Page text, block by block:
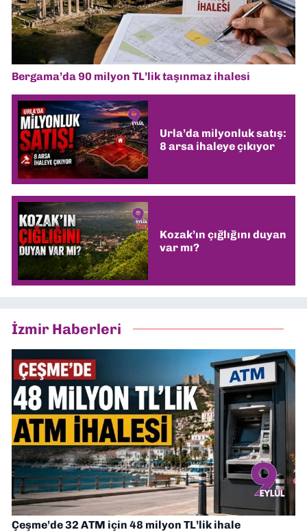
Bergama’da 90 milyon TL’lik taşınmaz ihalesi
Urla’da milyonluk satış:
8 arsa ihaleye çıkıyor
Kozak’ın çığlığını duyan
var mı?
İzmir Haberleri
Çeşme’de 32 ATM için 48 milyon TL’lik ihale